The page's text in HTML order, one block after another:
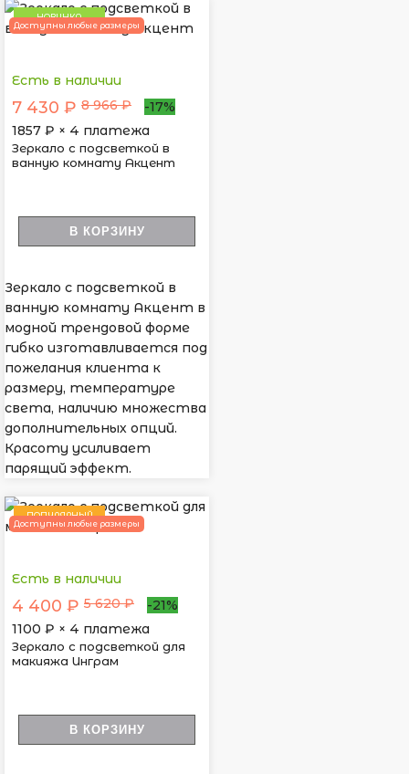
НОВИНКА
Доступны любые размеры
Есть в наличии
7 430 ₽ 8 966 ₽
-17%
1857 ₽ × 4 платежа
Зеркало с подсветкой в
ванную комнату Акцент
В КОРЗИНУ
Зеркало с подсветкой в
ванную комнату Акцент в
модной трендовой форме
гибко изготавливается под
пожелания клиента к
размеру, температуре
света, наличию множества
дополнительных опций.
Красоту усиливает
парящий эффект.
ПОПУЛЯРНЫЙ
Доступны любые размеры
Есть в наличии
4 400 ₽ 5 620 ₽
-21%
1100 ₽ × 4 платежа
Зеркало с подсветкой для
макияжа Инграм
В КОРЗИНУ